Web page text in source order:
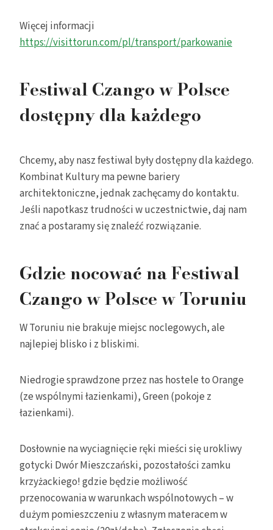
Więcej informacji
https://visittorun.com/pl/transport/parkowanie
Festiwal Czango w Polsce
dostępny dla każdego
Chcemy, aby nasz festiwal były dostępny dla każdego.
Kombinat Kultury ma pewne bariery
architektoniczne, jednak zachęcamy do kontaktu.
Jeśli napotkasz trudności w uczestnictwie, daj nam
znać a postaramy się znaleźć rozwiązanie.
Gdzie nocować na Festiwal
Czango w Polsce w Toruniu
W Toruniu nie brakuje miejsc noclegowych, ale
najlepiej blisko i z bliskimi.
Niedrogie sprawdzone przez nas hostele to Orange
(ze wspólnymi łazienkami), Green (pokoje z
łazienkami).
Dosłownie na wyciagnięcie ręki mieści się urokliwy
gotycki Dwór Mieszczański, pozostałości zamku
krzyżackiego! gdzie będzie możliwość
przenocowania w warunkach wspólnotowych – w
dużym pomieszczeniu z własnym materacem w